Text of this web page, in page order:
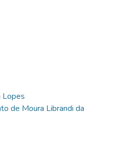
Lopes
de Moura Librandi da